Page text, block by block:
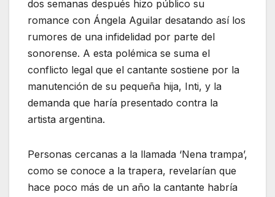
dos semanas después hizo público su
romance con Ángela Aguilar desatando así los
rumores de una infidelidad por parte del
sonorense. A esta polémica se suma el
conflicto legal que el cantante sostiene por la
manutención de su pequeña hija, Inti, y la
demanda que haría presentado contra la
artista argentina.
Personas cercanas a la llamada ‘Nena trampa’,
como se conoce a la trapera, revelarían que
hace poco más de un año la cantante habría